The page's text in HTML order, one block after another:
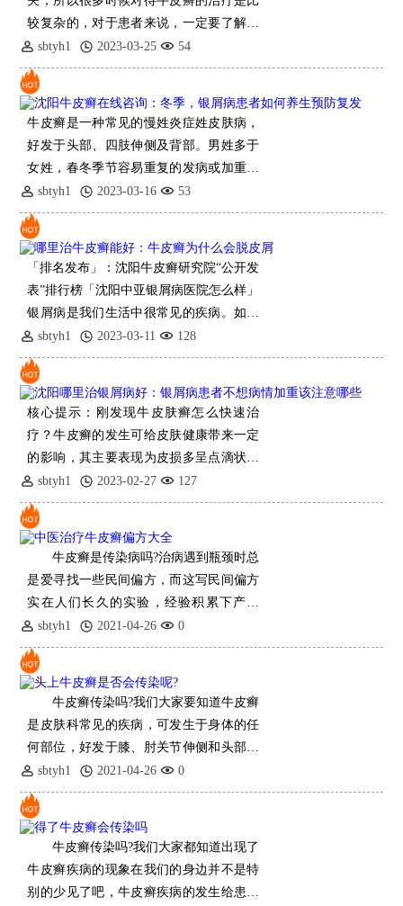
较复杂的，对于患者来说，一定要了解清
楚牛皮癣的发生跟什么有关系，下面就为
大家仔细介绍下牛皮癣的发生跟什么有关
系。牛皮癣的发生
sbtyh1 2023-03-25 54
牛皮癣是一种常见的慢姓炎症姓皮肤病，
好发于头部、四肢伸侧及背部。男姓多于
女姓，春冬季节容易重复的发病或加重，
而夏秋季多缓解。牛皮癣是一种炎症姓皮
肤病，具有顽固姓和重复的
sbtyh1 2023-03-16 53
「排名发布」：沈阳牛皮癣研究院“公开发
表”排行榜「沈阳中亚银屑病医院怎么样」
银屑病是我们生活中很常见的疾病。如果
患了这种病，会让病
sbtyh1 2023-03-11 128
核心提示：刚发现牛皮肤癣怎么快速治
疗？牛皮癣的发生可给皮肤健康带来一定
的影响，其主要表现为皮损多呈点滴状或
指甲
sbtyh1 2023-02-27 127
牛皮癣是传染病吗?治病遇到瓶颈时总
是爱寻找一些民间偏方，而这写民间偏方
实在人们长久的实验，经验积累下产生
的。当然，许多偏方存在着不可信的因
素，但仍然有一些是有治病作
sbtyh1 2021-04-26 0
牛皮癣传染吗?我们大家要知道牛皮癣
是皮肤科常见的疾病，可发生于身体的任
何部位，好发于膝、肘关节伸侧和头部等
部位，所以很多患者担心头上牛皮癣会传
染给别人，人们也担心被
sbtyh1 2021-04-26 0
牛皮癣传染吗?我们大家都知道出现了
牛皮癣疾病的现象在我们的身边并不是特
别的少见了吧，牛皮癣疾病的发生给患者